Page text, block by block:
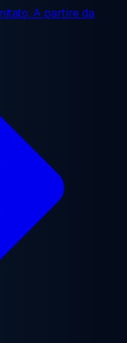
A partire da